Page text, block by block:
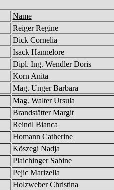
Name
Reiger Regine
Dick Cornelia
Isack Hannelore
Dipl. Ing. Wendler Doris
Korn Anita
Mag. Unger Barbara
Mag. Walter Ursula
Brandstätter Margit
Reindl Bianca
Homann Catherine
Köszegi Nadja
Plaichinger Sabine
Pejic Marizella
Holzweber Christina